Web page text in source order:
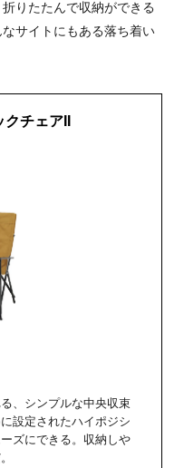
りたたんで収納ができる
サイトにもある落ち着い
チェアII
、シンプルな中央収束
設定されたハイポジシ
ズにできる。収納しや